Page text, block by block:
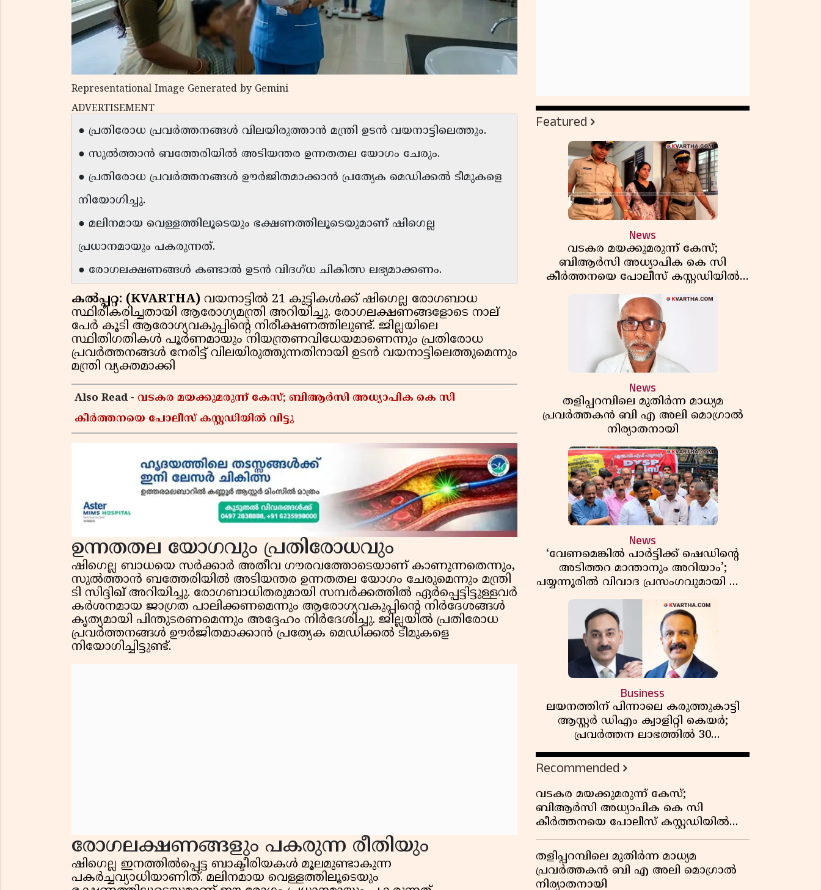
Representational Image Generated by Gemini
ADVERTISEMENT
● പ്രതിരോധ പ്രവർത്തനങ്ങൾ വിലയിരുത്താൻ മന്ത്രി ഉടൻ വയനാട്ടിലെത്തും.
● സുൽത്താൻ ബത്തേരിയിൽ അടിയന്തര ഉന്നതതല യോഗം ചേരും.
● പ്രതിരോധ പ്രവർത്തനങ്ങൾ ഊർജിതമാക്കാൻ പ്രത്യേക മെഡിക്കൽ ടീമുകളെ
നിയോഗിച്ചു.
● മലിനമായ വെള്ളത്തിലൂടെയും ഭക്ഷണത്തിലൂടെയുമാണ് ഷിഗെല്ല
പ്രധാനമായും പകരുന്നത്.
● രോഗലക്ഷണങ്ങൾ കണ്ടാൽ ഉടൻ വിദഗ്ധ ചികിത്സ ലഭ്യമാക്കണം.
കൽപ്പറ്റ: (KVARTHA) വയനാട്ടിൽ 21 കുട്ടികൾക്ക് ഷിഗെല്ല രോഗബാധ
സ്ഥിരീകരിച്ചതായി ആരോഗ്യമന്ത്രി അറിയിച്ചു. രോഗലക്ഷണങ്ങളോടെ നാല്
പേർ കൂടി ആരോഗ്യവകുപ്പിന്റെ നിരീക്ഷണത്തിലുണ്ട്. ജില്ലയിലെ
സ്ഥിതിഗതികൾ പൂർണമായും നിയന്ത്രണവിധേയമാണെന്നും പ്രതിരോധ
പ്രവർത്തനങ്ങൾ നേരിട്ട് വിലയിരുത്തുന്നതിനായി ഉടൻ വയനാട്ടിലെത്തുമെന്നും
മന്ത്രി വ്യക്തമാക്കി
Also Read - വടകര മയക്കുമരുന്ന് കേസ്; ബിആർസി അധ്യാപിക കെ സി
കീർത്തനയെ പോലീസ് കസ്റ്റഡിയിൽ വിട്ടു
ഉന്നതതല യോഗവും പ്രതിരോധവും
ഷിഗെല്ല ബാധയെ സർക്കാർ അതീവ ഗൗരവത്തോടെയാണ് കാണുന്നതെന്നും,
സുൽത്താൻ ബത്തേരിയിൽ അടിയന്തര ഉന്നതതല യോഗം ചേരുമെന്നും മന്ത്രി
ടി സിദ്ദിഖ് അറിയിച്ചു. രോഗബാധിതരുമായി സമ്പർക്കത്തിൽ ഏർപ്പെട്ടിട്ടുള്ളവർ
കർശനമായ ജാഗ്രത പാലിക്കണമെന്നും ആരോഗ്യവകുപ്പിന്റെ നിർദേശങ്ങൾ
കൃത്യമായി പിന്തുടരണമെന്നും അദ്ദേഹം നിർദേശിച്ചു. ജില്ലയിൽ പ്രതിരോധ
പ്രവർത്തനങ്ങൾ ഊർജിതമാക്കാൻ പ്രത്യേക മെഡിക്കൽ ടീമുകളെ
നിയോഗിച്ചിട്ടുണ്ട്.
രോഗലക്ഷണങ്ങളും പകരുന്ന രീതിയും
ഷിഗെല്ല ഇനത്തിൽപ്പെട്ട ബാക്ടീരിയകൾ മൂലമുണ്ടാകുന്ന
പകർച്ചവ്യാധിയാണിത്. മലിനമായ വെള്ളത്തിലൂടെയും
Featured
News
വടകര മയക്കുമരുന്ന് കേസ്;
ബിആർസി അധ്യാപിക കെ സി
കീർത്തനയെ പോലീസ് കസ്റ്റഡിയിൽ
News
തളിപ്പറമ്പിലെ മുതിർന്ന മാധ്യമ
പ്രവർത്തകൻ ബി എ അലി മൊഗ്രാൽ
നിര്യാതനായി
News
‘വേണമെങ്കിൽ പാർട്ടിക്ക് ഷെഡിൻ്റെ
അടിത്തറ മാന്താനും അറിയാം’;
പയ്യന്നൂരിൽ വിവാദ പ്രസംഗവുമായി കെ
കെ രാഗേഷ്
Business
ലയനത്തിന് പിന്നാലെ കരുത്തുകാട്ടി
ആസ്റ്റർ ഡിഎം ക്വാളിറ്റി കെയർ;
പ്രവർത്തന ലാഭത്തിൽ 30
ശതമാനത്തിൻ്റെ വളർച്ച,
വരുമാനത്തിലും ലാഭത്തിലും വൻ
കുതിപ്പ് രേഖപ്പെടുത്തി ആദ്യ പാദ
റിപ്പോർട്ട് പുറത്ത്
Recommended
വടകര മയക്കുമരുന്ന് കേസ്;
ബിആർസി അധ്യാപിക കെ സി
കീർത്തനയെ പോലീസ് കസ്റ്റഡിയിൽ
വിട്ടു
തളിപ്പറമ്പിലെ മുതിർന്ന മാധ്യമ
പ്രവർത്തകൻ ബി എ അലി മൊഗ്രാൽ
നിര്യാതനായി